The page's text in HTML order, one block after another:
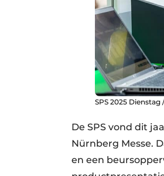
SPS 2025 Dienstag
De SPS vond dit
Nürnberg Messe.
en een